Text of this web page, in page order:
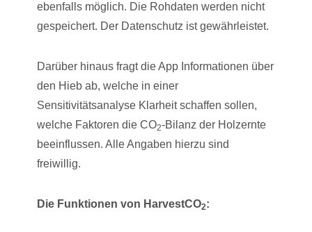
ebenfalls möglich. Die Rohdaten werden nicht
gespeichert. Der Datenschutz ist gewährleistet.
Darüber hinaus fragt die App Informationen über
den Hieb ab, welche in einer
Sensitivitätsanalyse Klarheit schaffen sollen,
welche Faktoren die CO2-Bilanz der Holzernte
beeinflussen. Alle Angaben hierzu sind
freiwillig.
Die Funktionen von HarvestCO2: